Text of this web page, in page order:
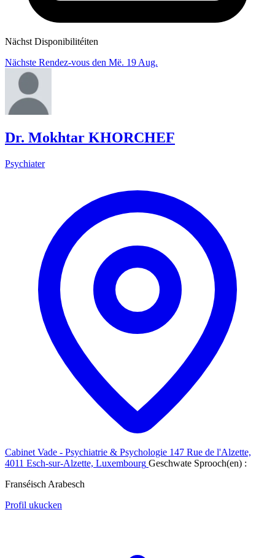
Nächst Disponibilitéiten
Nächste Rendez-vous den Më. 19 Aug.
Dr. Mokhtar KHORCHEF
Psychiater
Cabinet Vade - Psychiatrie & Psychologie 147 Rue de l'Alzette,
4011 Esch-sur-Alzette, Luxembourg Geschwate Sprooch(en) :
Franséisch Arabesch
Profil ukucken